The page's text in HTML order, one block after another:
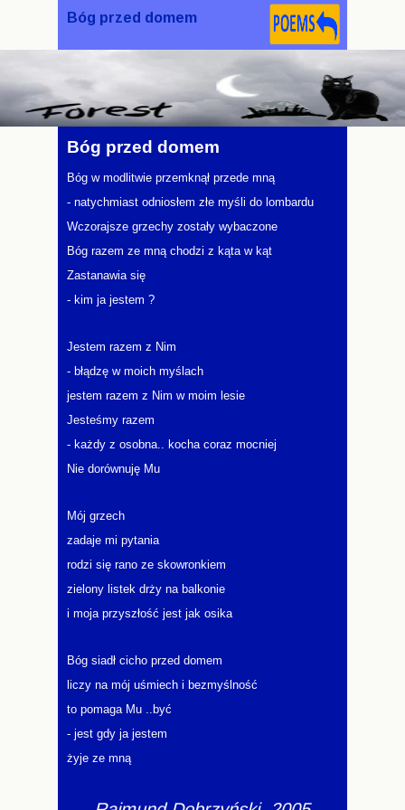
Bóg przed domem
Bóg przed domem
Bóg w modlitwie przemknął przede mną
- natychmiast odniosłem złe myśli do lombardu
Wczorajsze grzechy zostały wybaczone
Bóg razem ze mną chodzi z kąta w kąt
Zastanawia się
- kim ja jestem ?
Jestem razem z Nim
- błądzę w moich myślach
jestem razem z Nim w moim lesie
Jesteśmy razem
- każdy z osobna.. kocha coraz mocniej
Nie dorównuję Mu
Mój grzech
zadaje mi pytania
rodzi się rano ze skowronkiem
zielony listek drży na balkonie
i moja przyszłość jest jak osika
Bóg siadł cicho przed domem
liczy na mój uśmiech i bezmyślność
to pomaga Mu ..być
- jest gdy ja jestem
żyje ze mną